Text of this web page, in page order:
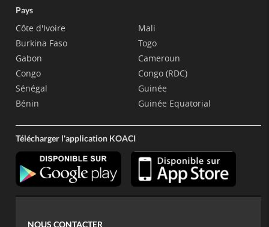
Pays
Côte d'Ivoire
Burkina Faso
Gabon
Congo
Sénégal
Bénin
Mali
Togo
Cameroun
Congo (RDC)
Guinée
Guinée Equatorial
Télécharger l'application KOACI
NOUS CONTACTER